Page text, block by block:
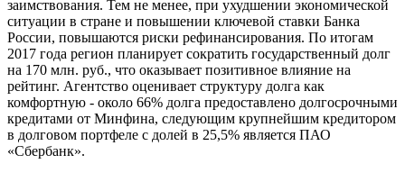
заимствования. Тем не менее, при ухудшении экономической
ситуации в стране и повышении ключевой ставки Банка
России, повышаются риски рефинансирования. По итогам
2017 года регион планирует сократить государственный долг
на 170 млн. руб., что оказывает позитивное влияние на
рейтинг. Агентство оценивает структуру долга как
комфортную - около 66% долга предоставлено долгосрочными
кредитами от Минфина, следующим крупнейшим кредитором
в долговом портфеле с долей в 25,5% является ПАО
«Сбербанк».